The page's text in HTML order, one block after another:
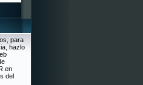
para
hazlo
en
del